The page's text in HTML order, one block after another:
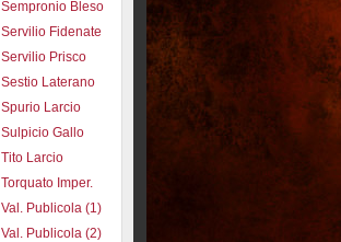
Sempronio Bleso
Servilio Fidenate
Servilio Prisco
Sestio Laterano
Spurio Larcio
Sulpicio Gallo
Tito Larcio
Torquato Imper.
Val. Publicola (1)
Val. Publicola (2)